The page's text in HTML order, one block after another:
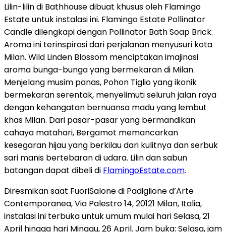
Lilin-lilin di Bathhouse dibuat khusus oleh Flamingo
Estate untuk instalasi ini. Flamingo Estate Pollinator
Candle dilengkapi dengan Pollinator Bath Soap Brick.
Aroma ini terinspirasi dari perjalanan menyusuri kota
Milan. Wild Linden Blossom menciptakan imajinasi
aroma bunga-bunga yang bermekaran di Milan.
Menjelang musim panas, Pohon Tiglio yang ikonik
bermekaran serentak, menyelimuti seluruh jalan raya
dengan kehangatan bernuansa madu yang lembut
khas Milan. Dari pasar-pasar yang bermandikan
cahaya matahari, Bergamot memancarkan
kesegaran hijau yang berkilau dari kulitnya dan serbuk
sari manis bertebaran di udara. Lilin dan sabun
batangan dapat dibeli di FlamingoEstate.com.
Diresmikan saat FuoriSalone di Padiglione d’Arte
Contemporanea, Via Palestro 14, 20121 Milan, Italia,
instalasi ini terbuka untuk umum mulai hari Selasa, 21
April hingga hari Minggu, 26 April. Jam buka: Selasa, jam